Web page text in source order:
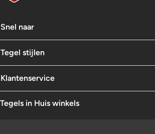
Snel naar
Tegel stijlen
Klantenservice
Tegels in Huis winkels